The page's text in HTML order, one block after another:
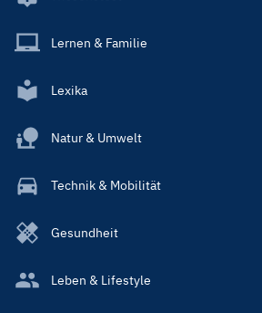
Lernen & Familie
Lexika
Natur & Umwelt
Technik & Mobilität
Gesundheit
Leben & Lifestyle